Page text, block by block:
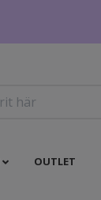
OUTLET